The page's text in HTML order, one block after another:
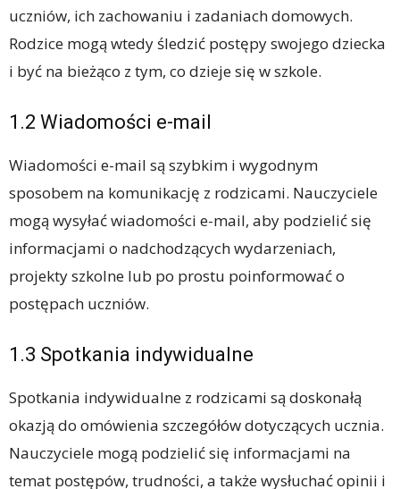
uczniów, ich zachowaniu i zadaniach domowych.
Rodzice mogą wtedy śledzić postępy swojego dziecka
i być na bieżąco z tym, co dzieje się w szkole.
1.2 Wiadomości e-mail
Wiadomości e-mail są szybkim i wygodnym
sposobem na komunikację z rodzicami. Nauczyciele
mogą wysyłać wiadomości e-mail, aby podzielić się
informacjami o nadchodzących wydarzeniach,
projekty szkolne lub po prostu poinformować o
postępach uczniów.
1.3 Spotkania indywidualne
Spotkania indywidualne z rodzicami są doskonałą
okazją do omówienia szczegółów dotyczących ucznia.
Nauczyciele mogą podzielić się informacjami na
temat postępów, trudności, a także wysłuchać opinii i